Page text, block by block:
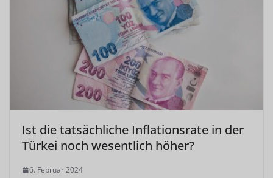
Ist die tatsächliche Inflationsrate in der
Türkei noch wesentlich höher?
6. Februar 2024